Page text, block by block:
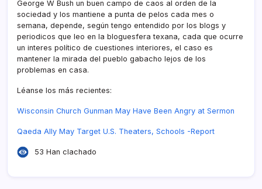
George W Bush un buen campo de caos al orden de la
sociedad y los mantiene a punta de pelos cada mes o
semana, depende, según tengo entendido por los blogs y
periodicos que leo en la bloguesfera texana, cada que ocurre
un interes polí­tico de cuestiones interiores, el caso es
mantener la mirada del pueblo gabacho lejos de los
problemas en casa.
Léanse los más recientes:
Wisconsin Church Gunman May Have Been Angry at Sermon
Qaeda Ally May Target U.S. Theaters, Schools -Report
53 Han clachado